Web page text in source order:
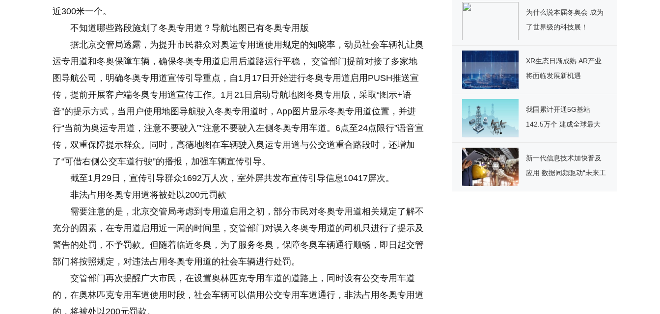
近300米一个。
不知道哪些路段施划了冬奥专用道？导航地图已有冬奥专用版
据北京交管局透露，为提升市民群众对奥运专用道使用规定的知晓率，动员社会车辆礼让奥
运专用道和冬奥保障车辆，确保冬奥专用道启用后道路运行平稳， 交管部门提前对接了多家地
图导航公司，明确冬奥专用道宣传引导重点，自1月17日开始进行冬奥专用道启用PUSH推送宣
传，提前开展客户端冬奥专用道宣传工作。1月21日启动导航地图冬奥专用版，采取“图示+语
音”的提示方式，当用户使用地图导航驶入冬奥专用道时，App图片显示冬奥专用道位置，并进
行“当前为奥运专用道，注意不要驶入”“注意不要驶入左侧冬奥专用车道。6点至24点限行”语音宣
传，双重保障提示群众。同时，高德地图在车辆驶入奥运专用道与公交道重合路段时，还增加
了“可借右侧公交车道行驶”的播报，加强车辆宣传引导。
截至1月29日，宣传引导群众1692万人次，室外屏共发布宣传引导信息10417屏次。
非法占用冬奥专用道将被处以200元罚款
需要注意的是，北京交管局考虑到专用道启用之初，部分市民对冬奥专用道相关规定了解不
充分的因素，在专用道启用近一周的时间里，交管部门对误入冬奥专用道的司机只进行了提示及
警告的处罚，不予罚款。但随着临近冬奥，为了服务冬奥，保障冬奥车辆通行顺畅，即日起交管
部门将按照规定，对违法占用冬奥专用道的社会车辆进行处罚。
交管部门再次提醒广大市民，在设置奥林匹克专用车道的道路上，同时设有公交专用车道
的，在奥林匹克专用车道使用时段，社会车辆可以借用公交专用车道通行，非法占用冬奥专用道
的，将被处以200元罚款。
为什么说本届冬奥会 成为
了世界级的科技展！
XR生态日渐成熟 AR产业
将面临发展新机遇
我国累计开通5G基站
142.5万个 建成全球最大
新一代信息技术加快普及
应用 数据同频驱动“未来工